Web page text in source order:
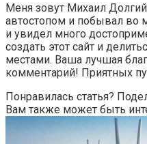
Меня зовут Михаил
автостопом и побывал во
и увидел много
создать этот сайт и
местами. Ваша лучшая
комментарий! Приятных
Понравилась статья?
Вам также может быть